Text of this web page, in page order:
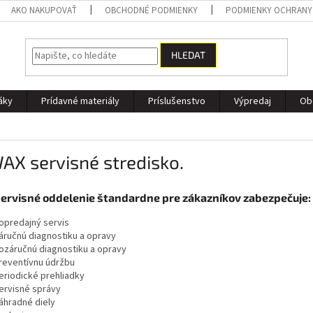
AKO NAKUPOVAŤ OBCHODNÉ PODMIENKY PODMIENKY
HLEDAT
Prídavné materiály Príslušenstvo Výpredaj
servisné stredisko.
oddelenie štandardne pre zákazníkov zabezpečuje:
servis
diagnostiku a opravy
diagnostiku a opravy
údržbu
prehliadky
správy
diely